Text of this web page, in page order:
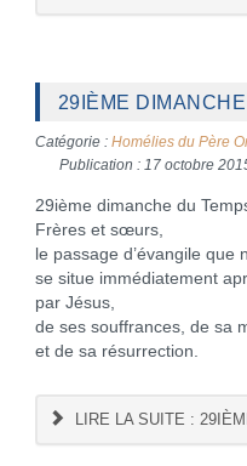
29IÈME
Catégorie : Homélies du Père
Publication : 17 octobre
29ième dimanche du
Frères et sœurs,
le passage d’évangile que
se situe immédiatement
par Jésus,
de ses souffrances, de sa
et de sa résurrection.
LIRE LA SUITE :